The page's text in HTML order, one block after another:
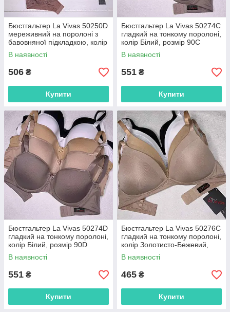
Бюстгальтер La Vivas 50250D
мереживний на поролоні з
бавовняної підкладкою, колір
Білий, розмір 80D
В наявності
506 ₴
Купити
Бюстгальтер La Vivas 50274C
гладкий на тонкому поролоні,
колір Білий, розмір 90C
В наявності
551 ₴
Купити
Бюстгальтер La Vivas 50274D
гладкий на тонкому поролоні,
колір Білий, розмір 90D
В наявності
551 ₴
Купити
Бюстгальтер La Vivas 50276C
гладкий на тонкому поролоні,
колір Золотисто-Бежевий,
розмір 75C
В наявності
465 ₴
Купити